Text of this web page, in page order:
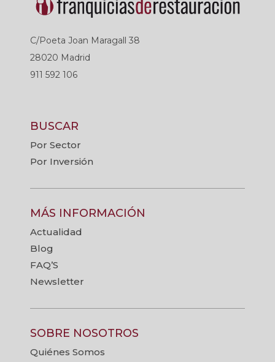
C/Poeta Joan Maragall 38
28020 Madrid
911 592 106
BUSCAR
Por Sector
Por Inversión
MÁS INFORMACIÓN
Actualidad
Blog
FAQ’S
Newsletter
SOBRE NOSOTROS
Quiénes Somos